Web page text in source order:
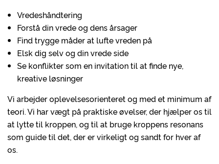
Vredeshåndtering
Forstå din vrede og dens årsager
Find trygge måder at lufte vreden på
Elsk dig selv og din vrede side
Se konflikter som en invitation til at finde nye,
kreative løsninger
Vi arbejder oplevelsesorienteret og med et minimum af
teori. Vi har vægt på praktiske øvelser, der hjælper os til
at lytte til kroppen, og til at bruge kroppens resonans
som guide til det, der er virkeligt og sandt for hver af
os.